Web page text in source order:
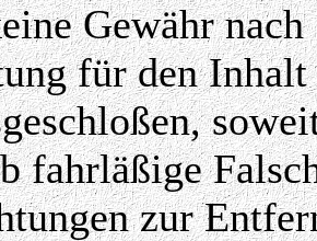
Gewähr
für den
fahrläßige
zur